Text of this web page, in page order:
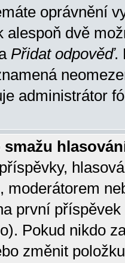
oprávnění
alespoň dvě
Přidat odpověď.
administrátor
moderátorem
první
Pokud nikdo
změnit